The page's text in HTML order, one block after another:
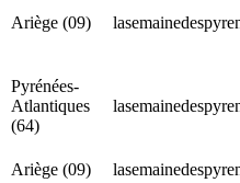
Ariège (09)
Pyrénées-
Atlantiques
(64)
Ariège (09)